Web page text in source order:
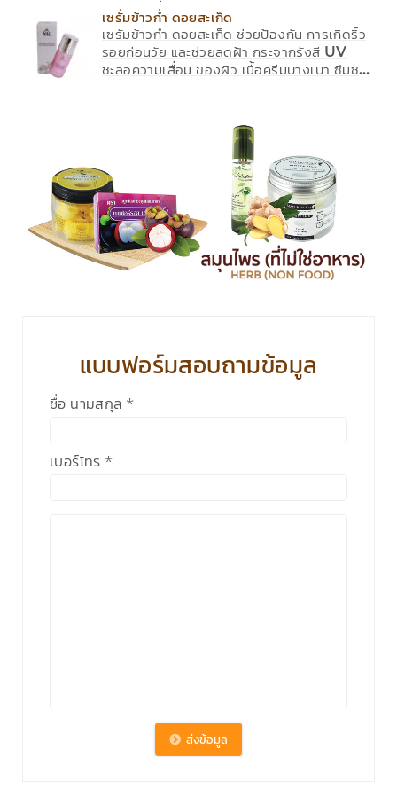
เลือกข้าวก่ำ ดอยสะเก็ด จากอำเภอดอยสะเก็ด
จังหวัดเชียงใหม่ ซึ่งเป็นที่ยอมรับว่าเป็น “พญา
ข้าว” อุดมด้วยวิตามิน ช่วยบำรุงผิวหน้าให้นุ่ม
นวล เพิ่มควายืดหยุ่น ยั้บยั้งการสร้างเม็ดสี และ
เซรั่มข้าวก่ำ ดอยสะเก็ด
เซรั่มข้าวก่ำ ดอยสะเก็ด ช่วยป้องกัน การเกิดริ้ว
รอยก่อนวัย และช่วยลดฝ้า กระจากรังสี UV
ชะลอความเสื่อม ของผิว เนื้อครีมบางเบา ซึมซาบ